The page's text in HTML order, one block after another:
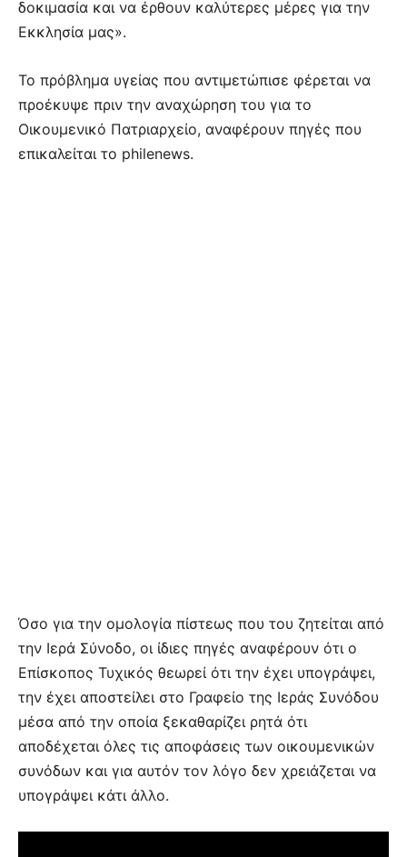
δοκιμασία και να έρθουν καλύτερες μέρες για την
Εκκλησία μας».
Το πρόβλημα υγείας που αντιμετώπισε φέρεται να
προέκυψε πριν την αναχώρηση του για το
Οικουμενικό Πατριαρχείο, αναφέρουν πηγές που
επικαλείται το philenews.
Όσο για την ομολογία πίστεως που του ζητείται από
την Ιερά Σύνοδο, οι ίδιες πηγές αναφέρουν ότι ο
Επίσκοπος Τυχικός θεωρεί ότι την έχει υπογράψει,
την έχει αποστείλει στο Γραφείο της Ιεράς Συνόδου
μέσα από την οποία ξεκαθαρίζει ρητά ότι
αποδέχεται όλες τις αποφάσεις των οικουμενικών
συνόδων και για αυτόν τον λόγο δεν χρειάζεται να
υπογράψει κάτι άλλο.